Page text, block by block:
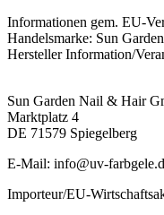
Informationen gem. EU-
Handelsmarke: Sun
Hersteller Information/
Sun Garden Nail & Hair
Marktplatz 4
DE 71579 Spiegelberg
E-Mail: info@uv-
Importeur/EU-